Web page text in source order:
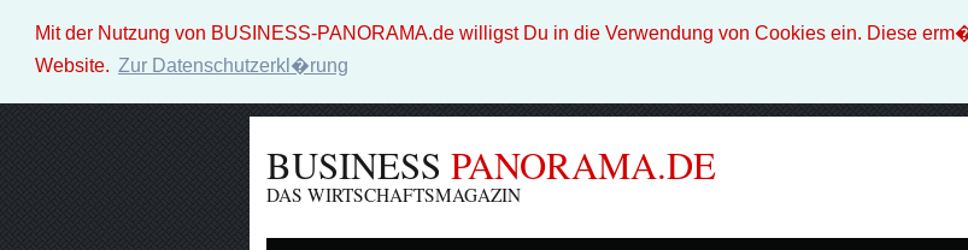
Mit der Nutzung von BUSINESS-PANORAMA.de willigst Du in die Verwendung von Cookies ein. Diese
Website. Zur Datenschutzerkl�rung
BUSINESS PANORAMA.DE
DAS WIRTSCHAFTSMAGAZIN